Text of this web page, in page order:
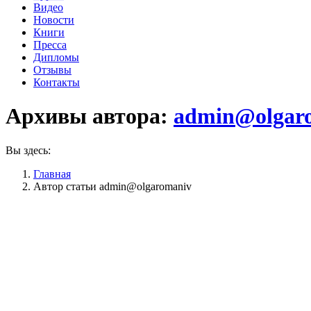
Видео
Новости
Книги
Пресса
Дипломы
Отзывы
Контакты
Архивы автора:
Вы здесь:
Главная
Автор статьи admin@olgaromaniv